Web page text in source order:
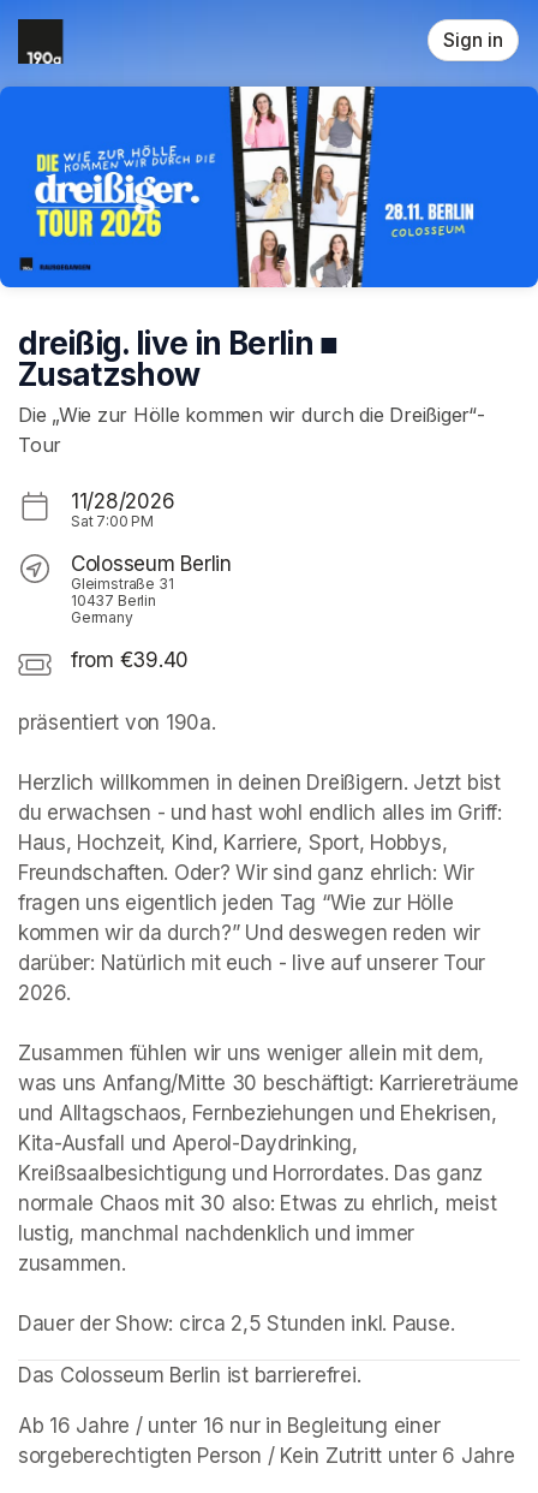
Skip header
Sign in
dreißig. live in Berlin ■
Zusatzshow
Die „Wie zur Hölle kommen wir durch die Dreißiger“-
Tour
11/28/2026
Sat 7:00 PM
Colosseum Berlin
Gleimstraße 31
10437 Berlin
Germany
from €39.40
präsentiert von 190a.
Herzlich willkommen in deinen Dreißigern. Jetzt bist
du erwachsen - und hast wohl endlich alles im Griff:
Haus, Hochzeit, Kind, Karriere, Sport, Hobbys,
Freundschaften. Oder? Wir sind ganz ehrlich: Wir
fragen uns eigentlich jeden Tag “Wie zur Hölle
kommen wir da durch?” Und deswegen reden wir
darüber: Natürlich mit euch - live auf unserer Tour
2026.
Zusammen fühlen wir uns weniger allein mit dem,
was uns Anfang/Mitte 30 beschäftigt: Karriereträume
und Alltagschaos, Fernbeziehungen und Ehekrisen,
Kita-Ausfall und Aperol-Daydrinking,
Kreißsaalbesichtigung und Horrordates. Das ganz
normale Chaos mit 30 also: Etwas zu ehrlich, meist
lustig, manchmal nachdenklich und immer
zusammen.
Dauer der Show: circa 2,5 Stunden inkl. Pause.
Das Colosseum Berlin ist barrierefrei.
Ab 16 Jahre / unter 16 nur in Begleitung einer
sorgeberechtigten Person / Kein Zutritt unter 6 Jahre